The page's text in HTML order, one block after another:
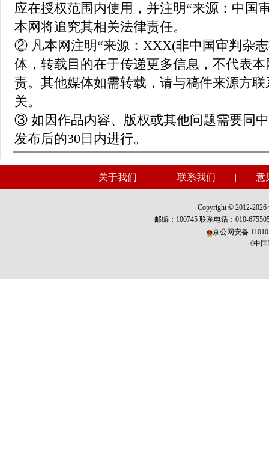
应在授权范围内使用，并注明“来源：中国
本网将追究其相关法律责任。
② 凡本网注明“来源：XXX(非中国审判杂
体，转载目的在于传递更多信息，不代表
责。其他媒体如需转载，请与稿件来源方
关。
③ 如因作品内容、版权或其他问题需要同
发布后的30日内进行。
关于我们 | 联系我们 | 意
Copyright © 2012-2026
邮编：100745 联系电话：010-
京公网安备
《中